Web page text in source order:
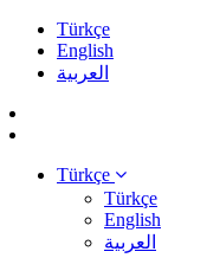
Türkçe
English
العربية
Türkçe
Türkçe
English
العربية